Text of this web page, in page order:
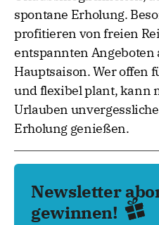
spontane Erholung.
profitieren von freien
entspannten Angeboten
Hauptsaison. Wer offen
und flexibel plant, kann
Urlauben
Erholung genießen.
Newsletter
gewinnen!